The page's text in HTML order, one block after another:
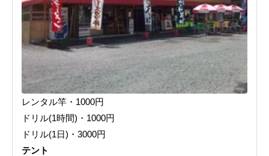
レンタル竿・1000円
ドリル(1時間)・1000円
ドリル(1日)・3000円
テント